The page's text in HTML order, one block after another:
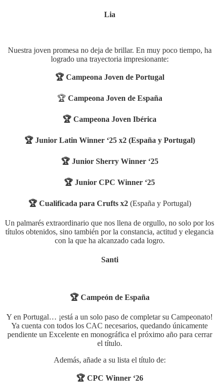
Lia
Nuestra joven promesa no deja de brillar. En muy poco tiempo, ha
logrado una trayectoria impresionante:
🏆 Campeona Joven de Portugal
🏆 Campeona Joven de España
🏆 Campeona Joven Ibérica
🏆 Junior Latin Winner ‘25 x2 (España y Portugal)
🏆 Junior Sherry Winner ‘25
🏆 Junior CPC Winner ‘25
🏆 Cualificada para Crufts x2(España y Portugal)
Un palmarés extraordinario que nos llena de orgullo, no solo por los
títulos obtenidos, sino también por la constancia, actitud y elegancia
con la que ha alcanzado cada logro.
Santi
🏆 Campeón de España
Y en Portugal… ¡está a un solo paso de completar su Campeonato!
Ya cuenta con todos los CAC necesarios, quedando únicamente
pendiente un Excelente en monográfica el próximo año para cerrar
el título.
Además, añade a su lista el título de:
🏆 CPC Winner ‘26